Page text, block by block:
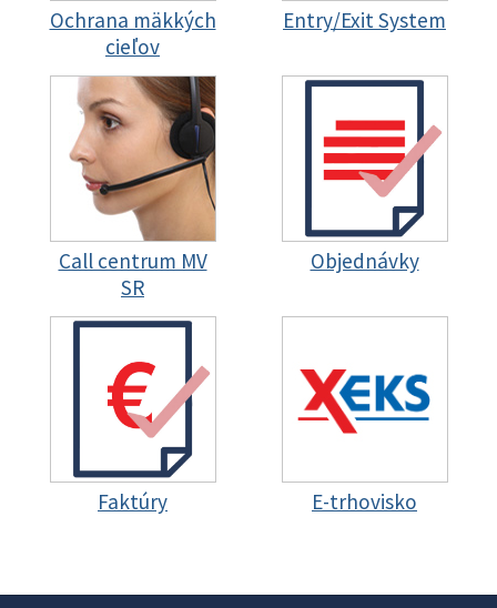
Ochrana mäkkých
cieľov
Entry/Exit System
Call centrum MV
SR
Objednávky
Faktúry E-trhovisko